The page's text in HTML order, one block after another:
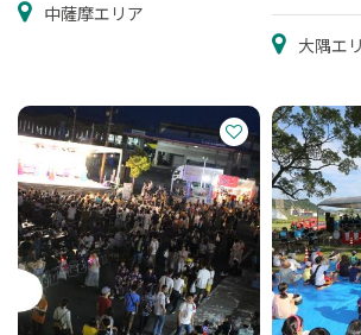
中薩摩エリア
大隅エ